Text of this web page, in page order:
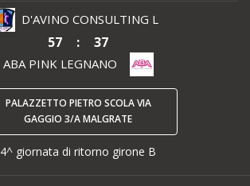
D'AVINO CONSULTING L
57 : 37
ABA PINK LEGNANO
PALAZZETTO PIETRO SCOLA VIA
GAGGIO 3/A MALGRATE
4^ giornata di ritorno girone B